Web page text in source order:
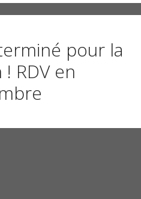
pour la
! RDV en